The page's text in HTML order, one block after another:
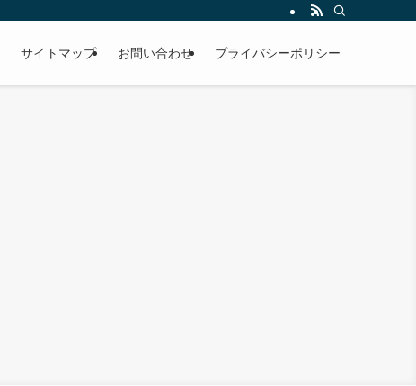
サイトマップ お問い合わせ プライバシーポリシー